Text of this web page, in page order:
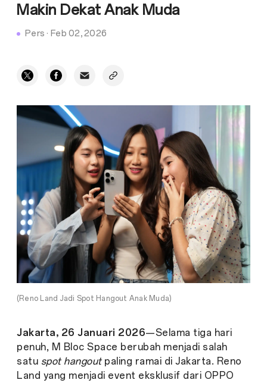
Makin Dekat Anak Muda
Pers · Feb 02, 2026
(Reno Land Jadi Spot Hangout Anak Muda)
Jakarta, 26 Januari 2026—Selama tiga hari
penuh, M Bloc Space berubah menjadi salah
satu spot hangoutpaling ramai di Jakarta. Reno
Land yang menjadi event eksklusif dari OPPO